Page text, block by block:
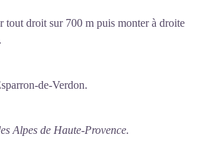
tout droit sur 700 m puis monter à droite
de-Verdon.
Alpes de Haute-Provence.